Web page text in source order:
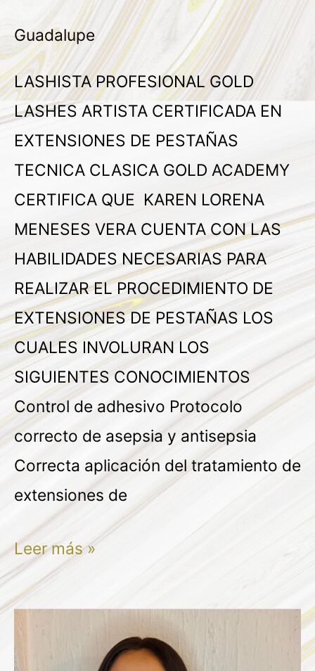
Guadalupe
LASHISTA PROFESIONAL GOLD
LASHES ARTISTA CERTIFICADA EN
EXTENSIONES DE PESTAÑAS
TECNICA CLASICA GOLD ACADEMY
CERTIFICA QUE KAREN LORENA
MENESES VERA CUENTA CON LAS
HABILIDADES NECESARIAS PARA
REALIZAR EL PROCEDIMIENTO DE
EXTENSIONES DE PESTAÑAS LOS
CUALES INVOLURAN LOS
SIGUIENTES CONOCIMIENTOS
Control de adhesivo Protocolo
correcto de asepsia y antisepsia
Correcta aplicación del tratamiento de
extensiones de
Leer más »
JAZMIN
LUNA